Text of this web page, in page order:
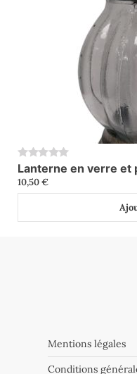
0Lanterne en verre et
10,50€
Mentions légales
Conditions